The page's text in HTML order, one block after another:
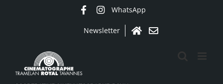
WhatsApp
Newsletter
AccueilContact